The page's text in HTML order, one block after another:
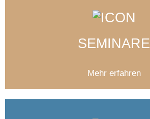
SEMINARE
Mehr erfahren